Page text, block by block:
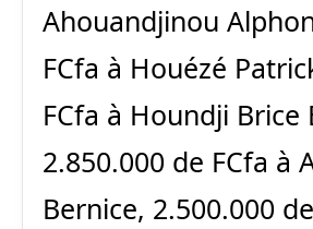
Ahouandjinou
FCfa à Houézé
FCfa à Houndji Brice
2.850.000 de FCfa à
Bernice, 2.500.000